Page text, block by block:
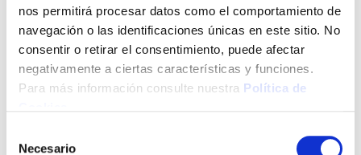
nos permitirá procesar datos como el comportamiento de
navegación o las identificaciones únicas en este sitio. No
consentir o retirar el consentimiento, puede afectar
negativamente a ciertas características y funciones.
Para más información consulte nuestra Política de
Necesario
Click&Collect - Recogida gratis
en nuestras tiendas
Envío a domicilio:
5 días hábiles
+ INFO